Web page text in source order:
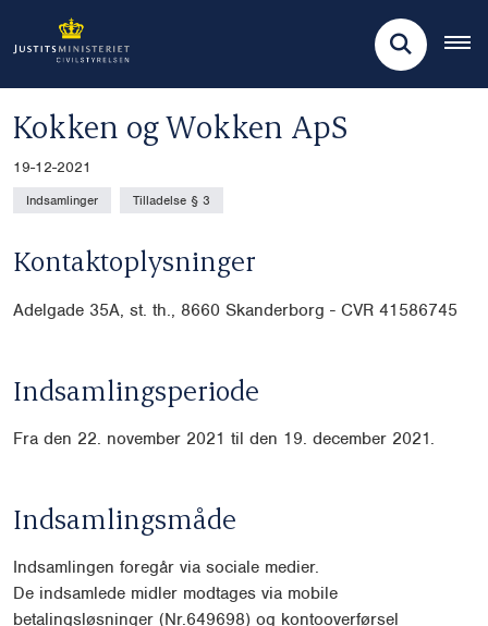
Kokken og Wokken ApS
19-12-2021
Indsamlinger Tilladelse § 3
Kontaktoplysninger
Adelgade 35A, st. th., 8660 Skanderborg - CVR 41586745
Indsamlingsperiode
Fra den 22. november 2021 til den 19. december 2021.
Indsamlingsmåde
Indsamlingen foregår via sociale medier.
De indsamlede midler modtages via mobile
betalingsløsninger (Nr.649698) og kontooverførsel